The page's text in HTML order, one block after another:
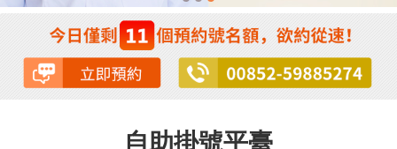
自助掛號平臺